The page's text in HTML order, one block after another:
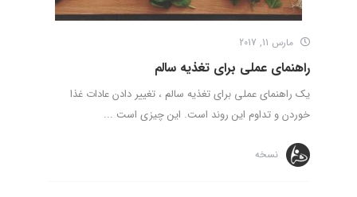
مارس 11, 2017
راهنمای عملی برای تغذیه سالم
یک راهنمای عملی برای تغذیه سالم ، تغییر دادن عادات غذا
خوردن و تداوم این روند است. این چیزی است ...
نسخه